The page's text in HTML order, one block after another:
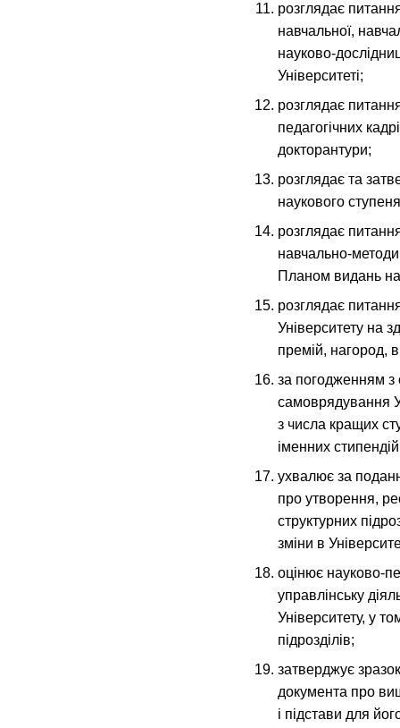
розглядає
навчальної,
науково-
Університеті;
розглядає
педагогічних
докторантури;
розглядає та
наукового
розглядає
навчально-
Планом видань на
розглядає
Університету на
премій, нагород,
за погодженням з
самоврядування
з числа кращих
іменних
ухвалює за
про утворення,
структурних
зміни в
оцінює науково-
управлінську
Університету, у
підрозділів;
затверджує
документа про
і підстави для